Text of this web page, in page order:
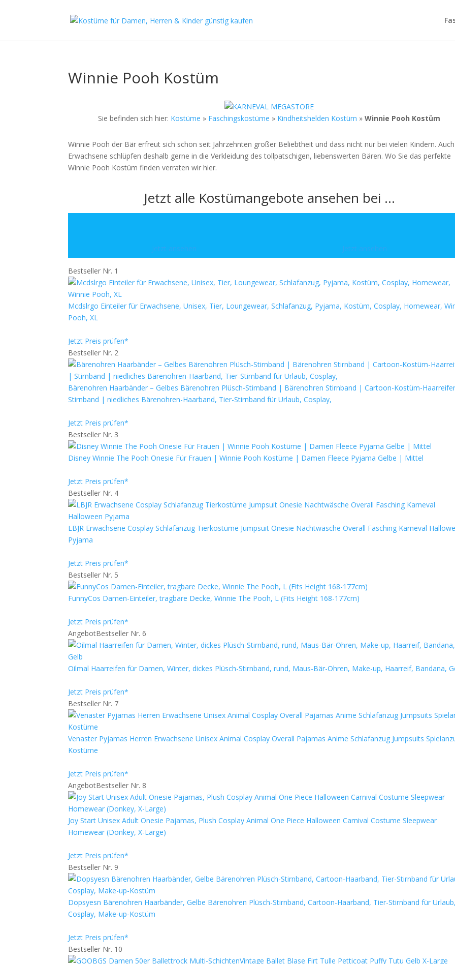
Winnie Pooh Kostüm
Sie befinden sich hier: Kostüme » Faschingskostüme » Kindheitshelden Kostüm »Winnie Pooh Kostüm
Winnie Pooh der Bär erfreut sich schon seit Jahrzehnten großer Beliebtheit und dass nicht nur bei vielen Kindern. Auch
Erwachsene schlüpfen deshalb gerne in die Verkleidung des tollpatschigen, liebenswerten Bären. Wo Sie das perfekte
Winnie Pooh Kostüm finden verraten wir hier.
Jetzt alle Kostümangebote ansehen bei …
Jetzt ansehen Jetzt ansehen
Bestseller Nr. 1
Mcdslrgo Einteiler für Erwachsene, Unisex, Tier, Loungewear, Schlafanzug, Pyjama, Kostüm, Cosplay, Homewear,
Pooh, XL
Jetzt Preis prüfen*
Bestseller Nr. 2
Bärenohren Haarbänder – Gelbes Bärenohren Plüsch-Stirnband | Bärenohren Stirnband | Cartoon-Kostüm-
Stirnband | niedliches Bärenohren-Haarband, Tier-Stirnband für Urlaub, Cosplay,
Jetzt Preis prüfen*
Bestseller Nr. 3
Disney Winnie The Pooh Onesie Für Frauen | Winnie Pooh Kostüme | Damen Fleece Pyjama Gelbe | Mittel
Jetzt Preis prüfen*
Bestseller Nr. 4
LBJR Erwachsene Cosplay Schlafanzug Tierkostüme Jumpsuit Onesie Nachtwäsche Overall Fasching Karneval
Pyjama
Jetzt Preis prüfen*
Bestseller Nr. 5
FunnyCos Damen-Einteiler, tragbare Decke, Winnie The Pooh, L (Fits Height 168-177cm)
Jetzt Preis prüfen*
AngebotBestseller Nr. 6
Oilmal Haarreifen für Damen, Winter, dickes Plüsch-Stirnband, rund, Maus-Bär-Ohren, Make-up, Haarreif, Bandana,
Jetzt Preis prüfen*
Bestseller Nr. 7
Venaster Pyjamas Herren Erwachsene Unisex Animal Cosplay Overall Pajamas Anime Schlafanzug Jumpsuits
Kostüme
Jetzt Preis prüfen*
AngebotBestseller Nr. 8
Joy Start Unisex Adult Onesie Pajamas, Plush Cosplay Animal One Piece Halloween Carnival Costume Sleepwear
Homewear (Donkey, X-Large)
Jetzt Preis prüfen*
Bestseller Nr. 9
Dopsyesn Bärenohren Haarbänder, Gelbe Bärenohren Plüsch-Stirnband, Cartoon-Haarband, Tier-Stirnband für
Cosplay, Make-up-Kostüm
Jetzt Preis prüfen*
Bestseller Nr. 10